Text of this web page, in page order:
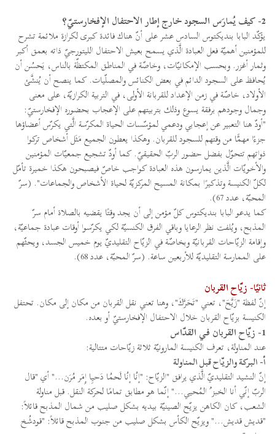
2- كيف يُمارَس السجود خارج إطار الاحتفال الإفخارستيّ؟
يؤكّد البابا بنديكتوس السادس عشر على أنّ هناك فائدة كبرى لكرازة ملائمة تشرح
للمؤمنين أهميّة فعل العبادة الَّذي يسمح بعيش الاحتفال الليتورجيّ ذاته بعمق أكبر
وثمار أغزر. وبحسب الإمكانيّات، وخاصّة في المناطق المكتظّة بالناس، يَحسُن أن
يُحافظ على السجود الدائم في بعض الكنائس والمصلّيات. كما ينصح أن يُنشَّئ
الأولاد، خاصّة في زمن الإعداد للقربانة الأولى، في التربية الكرازيّة، على معنى
وجمال وجودهم برفقة يسوع وذلك بتربيتهم على الإعجاب بحضوره الإفخارستيّ:
"أودّ هنا التعبير عن إعجابي ودعمي لمؤسّسات الحياة المكرّسة الَّتي يكرّس أعضاؤها
جزءًا مهمًّا من وقتهم للسجود للقربان. وهكذا يعطون الجميع مَثَل أشخاص تركوا
ذواتهم تتحوّل بفضل حضور الربّ الحقيقيّ. كما أودّ تشجيع جمعيّات المؤمنين
والأخويّات الَّذين يمارسون هذه العبادة كواجب خاصّ فيصبحون هكذا خميرة تأمّل
لكلّ الكنيسة وتذكيرًا بمكانة المسيح المركزيّة لحياة الأشخاص والجماعات". (سرّ
المحبّة، عدد 67).
كما يدعو البابا بنديكتوس كلّ مؤمن إلى أن يجد وقتًا يقضيه بالصلاة أمام سرّ
المذبح، ويُلفت نظر الرعايا وباقي الفرق الكنسيّة لكي يكرّسوا أوقات عبادة جماعيّة،
وإقامة الزيّاحات القربانيّة وبخاصّة في الزيّاح التقليديّ يوم خميس الجسد، ويحثّهم
على الممارسة التقليديّة للأربعين ساعة. (سرّ المحبّة، عدد 68).
ثانيًا- زيّاح القربان
إنّ لفظة "زَيَّحَ"، تعني "تَحَرَّكَ"، وهنا تعني نقل القربان من مكان إلى مكان. تحتفل
الكنيسة بزيّاح القربان خلال الاحتفال الإفخارستيّ أو بعده.
1- زيّاح القربان في القدّاس
عند المناولة، تعرف الكنيسة المارونيّة ثلاثة زيّاحات متتالية:
أ- البركة والزيّاح قبل المناولة
إنّ النشيد التقليديّ الَّذي يرافق "الزيّاح: "إنُا إنُا لَحمُا دَحيِا إِمَر مُرَن..." أي "قال
الربّ إنّي أنا الخبز ُ المُحيي..." إنّما هو مطابق تمامًا لحركة النقل. قبل مناولة
الشعب، كان الكاهن يزيّح الصينيّة بيديه بشكل صليب من شمال المذبح قائلاً:
"قديش قديش..." ويزيّح الكأس بشكل صليب من جنوب المذبح قائلاً: "قودشُخ